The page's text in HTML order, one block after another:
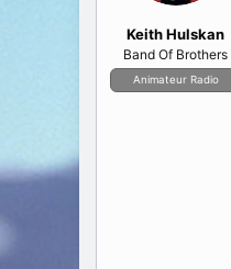
a
d
Keith Hulskan
Band Of Brothers
Animateur Radio